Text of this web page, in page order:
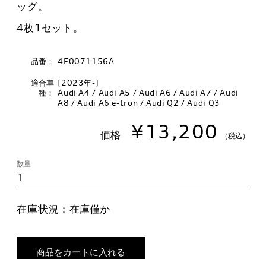
ッグ。
4枚1セット。
品番： 4F0071156A
適合車
種：
[2023年-]
Audi A4 / Audi A5 / Audi A6 / Audi A7 / Audi
A8 / Audi A6 e-tron / Audi Q2 / Audi Q3
価格 ¥13,200 （税込）
数量
在庫状況：在庫僅か
商品をカートに入れる